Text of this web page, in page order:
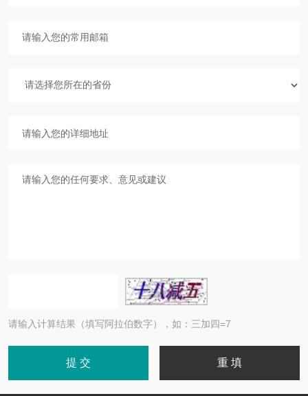
请输入计算结果（填写阿拉伯数字），如：三加四=7